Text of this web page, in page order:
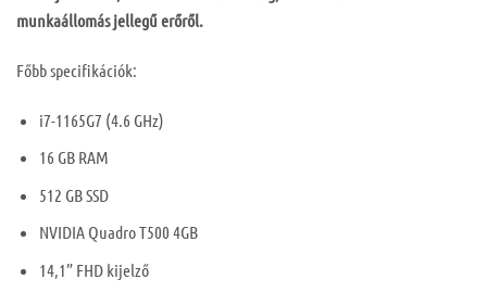
munkaállomás jellegű erőről.
Főbb specifikációk:
i7-1165G7 (4.6 GHz)
16 GB RAM
512 GB SSD
NVIDIA Quadro T500 4GB
14,1” FHD kijelző